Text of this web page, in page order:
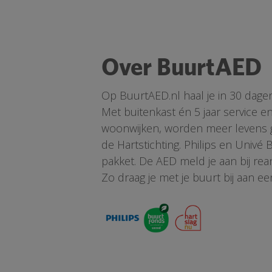
Over BuurtAED
Op BuurtAED.nl haal je in 30
Met buitenkast én 5 jaar service
woonwijken, worden meer levens
de Hartstichting. Philips en Univé
pakket. De AED meld je aan bij
Zo draag je met je buurt bij aan